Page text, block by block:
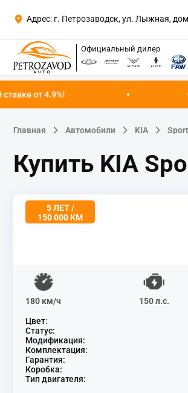
Адрес: г. Петрозаводск, ул. Лыжная,
Официальный дилер
Главная Автомобили KIA
Купить KIA
5 ЛЕТ /
150 000 КМ
180 км/ч 150 л.с.
Цвет:
Статус:
Модификация:
Комплектация:
Гарантия:
Коробка:
Тип двигателя: